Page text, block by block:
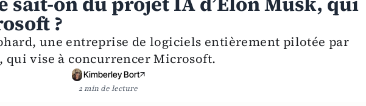
?
une entreprise de logiciels entièrement pilotée par
vise à concurrencer Microsoft.
Kimberley Bort
2 min de lecture